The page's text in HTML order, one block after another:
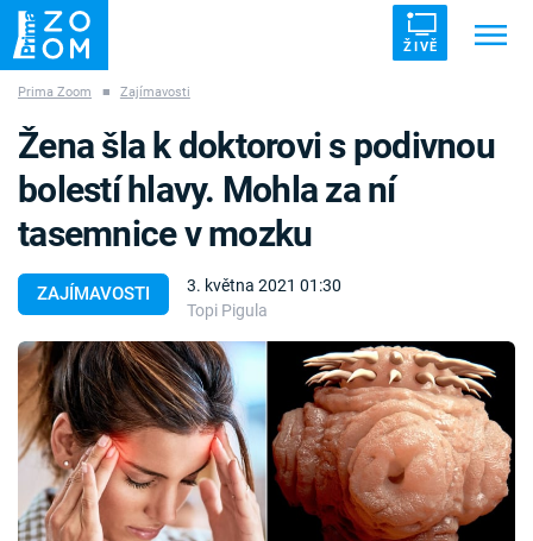
ŽIVĚ
ZÁHADY VETŘELCI DÁVNOVĚKU
Témata
Témata
Pořady
TV Program
Prima Zoom ■ Zajímavosti
ZAJÍMAVOSTI
3. května 2021 01:30
Topi Pigula
Žena šla k doktorovi s podivnou
bolestí hlavy. Mohla za ní
tasemnice v mozku